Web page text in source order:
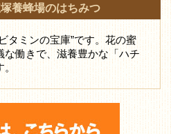
養蜂場のはちみつ
タミンの宝庫”です。花の蜜
な働きで、滋養豊かな「ハチ
。